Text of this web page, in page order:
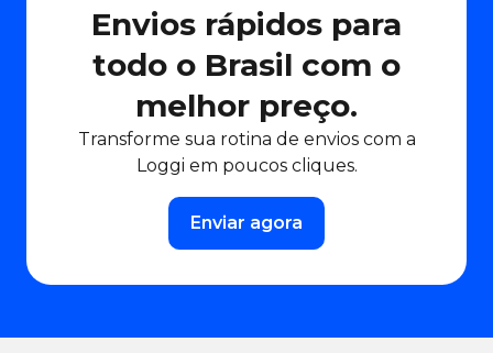
Envios rápidos para
todo o Brasil com o
melhor preço.
Transforme sua rotina de envios com a
Loggi em poucos cliques.
Enviar agora